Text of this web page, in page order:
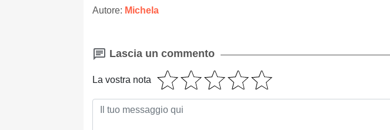
Autore: Michela
Lascia un commento
La vostra nota